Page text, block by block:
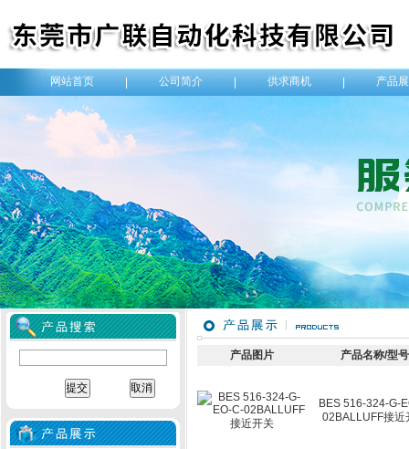
网站首页 公司简介 供求商机 产品
产品图片 产品名称/型号
BES 516-324-G-
02BALLUFF接近